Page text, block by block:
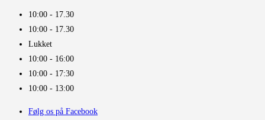
10:00 - 17.30​
10:00 - 17.30​
Lukket
10:00 - 16:00​
10:00 - 17:30
10:00 - 13:00
Følg os på Facebook